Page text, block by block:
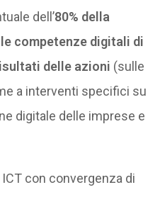
dell’80% della
competenze digitali di
delle azioni (sulle
a interventi specifici su
digitale delle imprese e
con convergenza di